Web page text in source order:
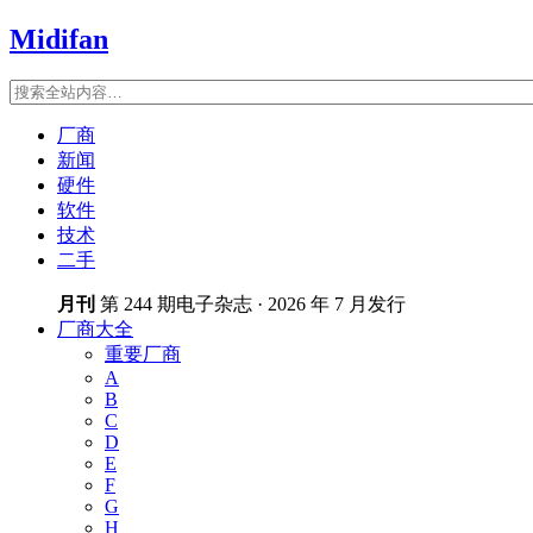
Midifan
厂商
新闻
硬件
软件
技术
二手
月刊 第 244 期电子杂志 · 2026 年 7 月发行
厂商大全
重要厂商
A
B
C
D
E
F
G
H